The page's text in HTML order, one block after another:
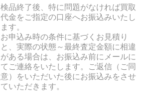
検品終了後、特に問題がなければ買取
代金をご指定の口座へお振込みいたし
ます。
お申込み時の条件に基づくお見積り
と、実際の状態～最終査定金額に相違
がある場合は、お振込み前にメールに
てご連絡をいたします。ご返信（ご同
意）をいただいた後にお振込みをさせ
ていただきます。